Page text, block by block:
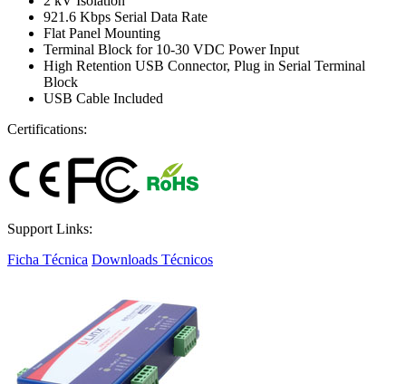
921.6 Kbps Serial Data Rate
Flat Panel Mounting
Terminal Block for 10-30 VDC Power Input
High Retention USB Connector, Plug in Serial Terminal
Block
USB Cable Included
Certifications:
Support Links:
Ficha Técnica Downloads Técnicos